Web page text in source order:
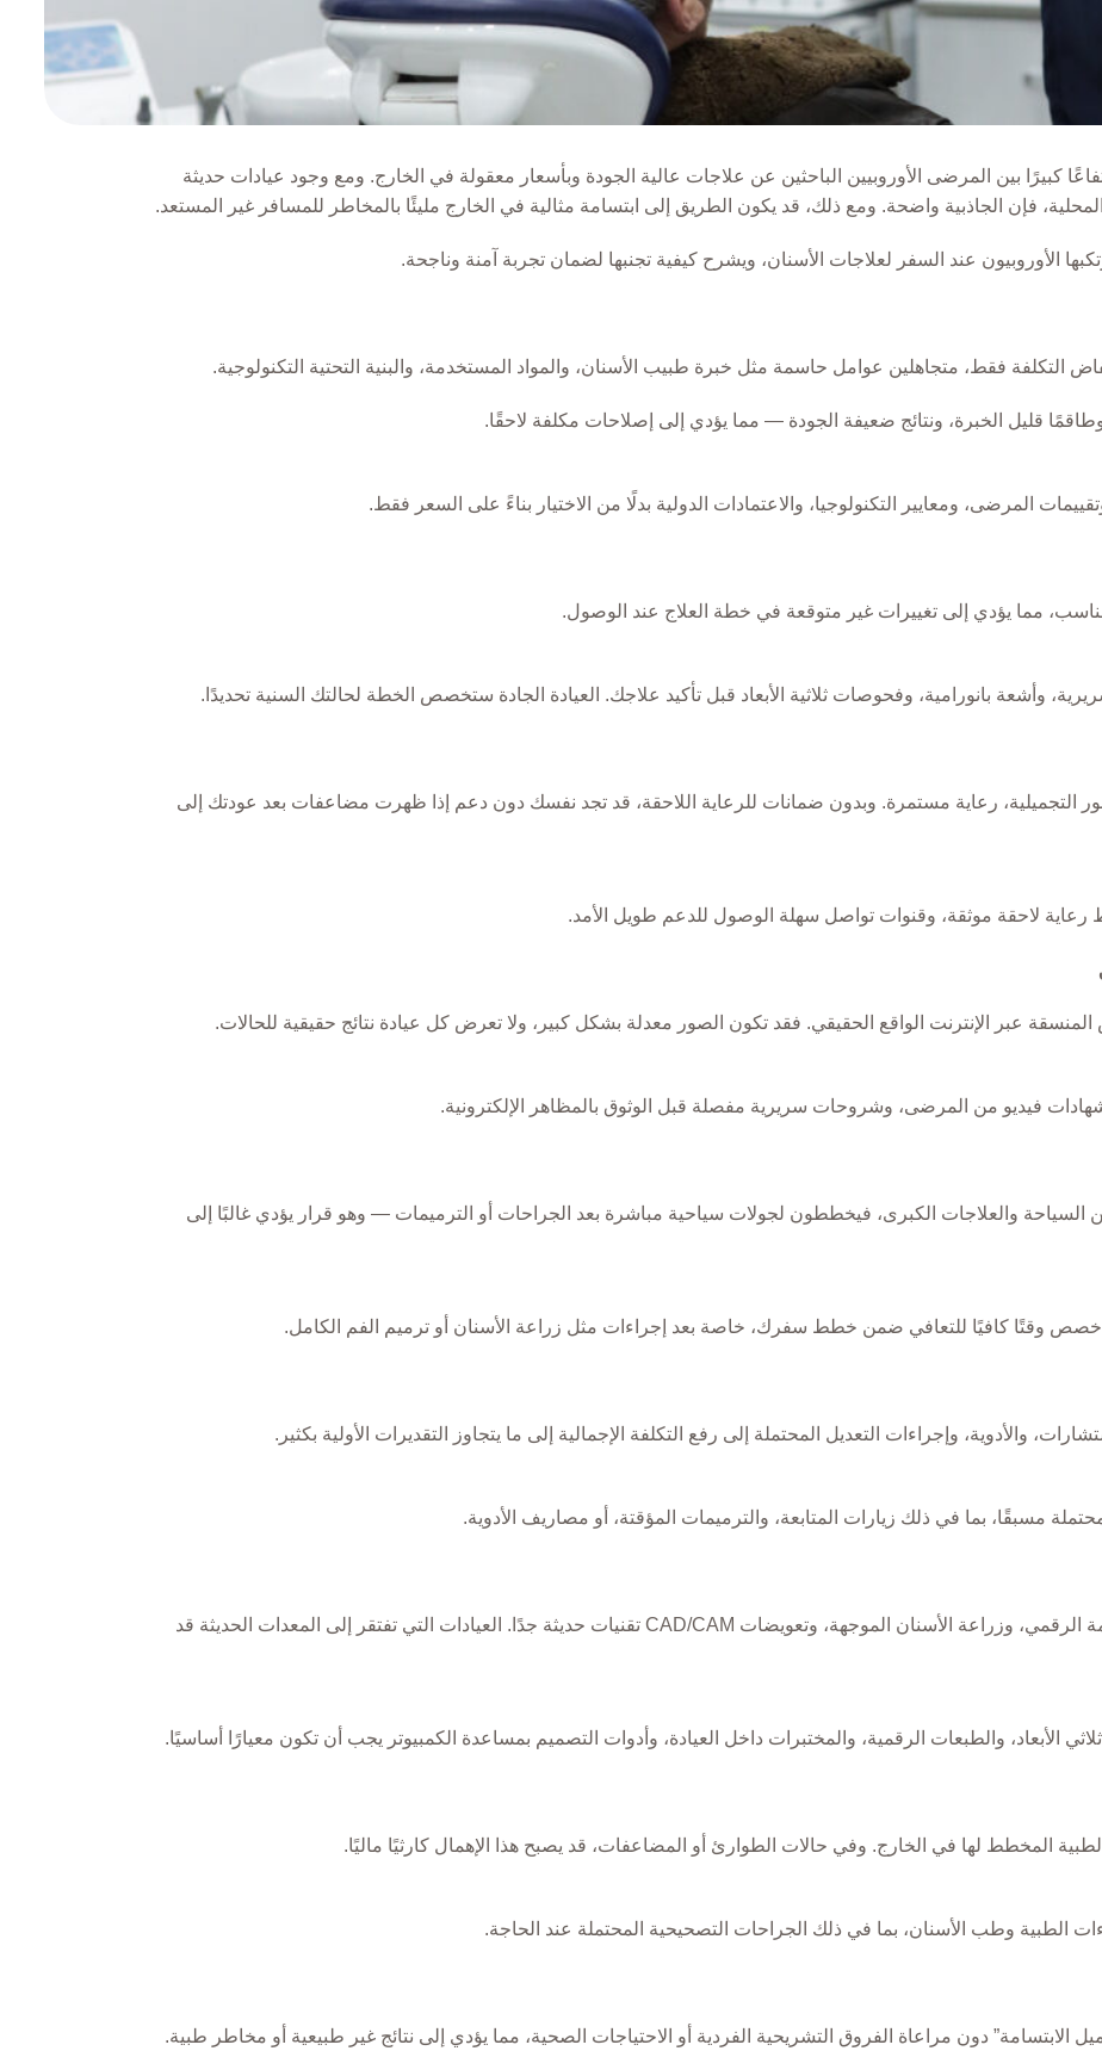
كبيرًا بين المرضى الأوروبيين الباحثين عن علاجات عالية الجودة وبأسعار معقولة في الخارج. ومع وجود عيادات حديثة
فإن الجاذبية واضحة. ومع ذلك، قد يكون الطريق إلى ابتسامة مثالية في الخارج مليئًا بالمخاطر للمسافر غير المستعد.
التكلفة فقط، متجاهلين عوامل حاسمة مثل خبرة طبيب الأسنان، والمواد المستخدمة، والبنية التحتية التكنولوجية.
قليل الخبرة، ونتائج ضعيفة الجودة — مما يؤدي إلى إصلاحات مكلفة لاحقًا.
المرضى، ومعايير التكنولوجيا، والاعتمادات الدولية بدلًا من الاختيار بناءً على السعر فقط.
مما يؤدي إلى تغييرات غير متوقعة في خطة العلاج عند الوصول.
وأشعة بانورامية، وفحوصات ثلاثية الأبعاد قبل تأكيد علاجك. العيادة الجادة ستخصص الخطة لحالتك السنية تحديدًا.
التجميلية، رعاية مستمرة. وبدون ضمانات للرعاية اللاحقة، قد تجد نفسك دون دعم إذا ظهرت مضاعفات بعد عودتك إلى
لاحقة موثقة، وقنوات تواصل سهلة الوصول للدعم طويل الأمد.
المنسقة عبر الإنترنت الواقع الحقيقي. فقد تكون الصور معدلة بشكل كبير، ولا تعرض كل عيادة نتائج حقيقية للحالات.
فيديو من المرضى، وشروحات سريرية مفصلة قبل الوثوق بالمظاهر الإلكترونية.
والعلاجات الكبرى، فيخططون لجولات سياحية مباشرة بعد الجراحات أو الترميمات — وهو قرار يؤدي غالبًا إلى
خصص وقتًا كافيًا للتعافي ضمن خطط سفرك، خاصة بعد إجراءات مثل زراعة الأسنان أو ترميم الفم الكامل.
والأدوية، وإجراءات التعديل المحتملة إلى رفع التكلفة الإجمالية إلى ما يتجاوز التقديرات الأولية بكثير.
مسبقًا، بما في ذلك زيارات المتابعة، والترميمات المؤقتة، أو مصاريف الأدوية.
تتطلب الإجراءات المتقدمة مثل تصميم الابتسامة الرقمي، وزراعة الأسنان الموجهة، وتعويضات CAD/CAM تقنيات حديثة جدًا. العيادات التي تفتقر إلى المعدات الحديثة قد
الأبعاد، والطبعات الرقمية، والمختبرات داخل العيادة، وأدوات التصميم بمساعدة الكمبيوتر يجب أن تكون معيارًا أساسيًا.
المخطط لها في الخارج. وفي حالات الطوارئ أو المضاعفات، قد يصبح هذا الإهمال كارثيًا ماليًا.
الطبية وطب الأسنان، بما في ذلك الجراحات التصحيحية المحتملة عند الحاجة.
الابتسامة” دون مراعاة الفروق التشريحية الفردية أو الاحتياجات الصحية، مما يؤدي إلى نتائج غير طبيعية أو مخاطر طبية.